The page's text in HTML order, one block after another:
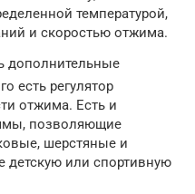
температурой,
и скоростью отжима.
дополнительные
есть регулятор
отжима. Есть и
позволяющие
шерстяные и
детскую или спортивную